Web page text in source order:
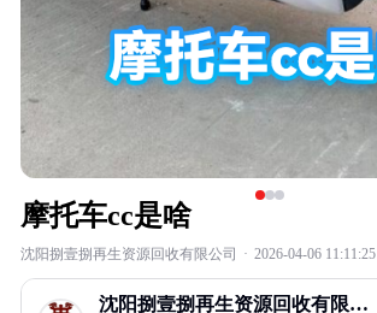
摩托车cc是啥
沈阳捌壹捌再生资源回收有限公司 · 2026-04-06 11:11:25
沈阳捌壹捌再生资源回收有限公